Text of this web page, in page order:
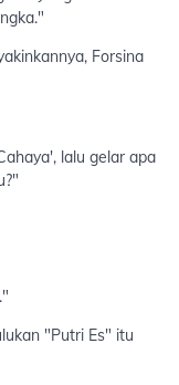
Forsina
lalu gelar apa
"Putri Es" itu